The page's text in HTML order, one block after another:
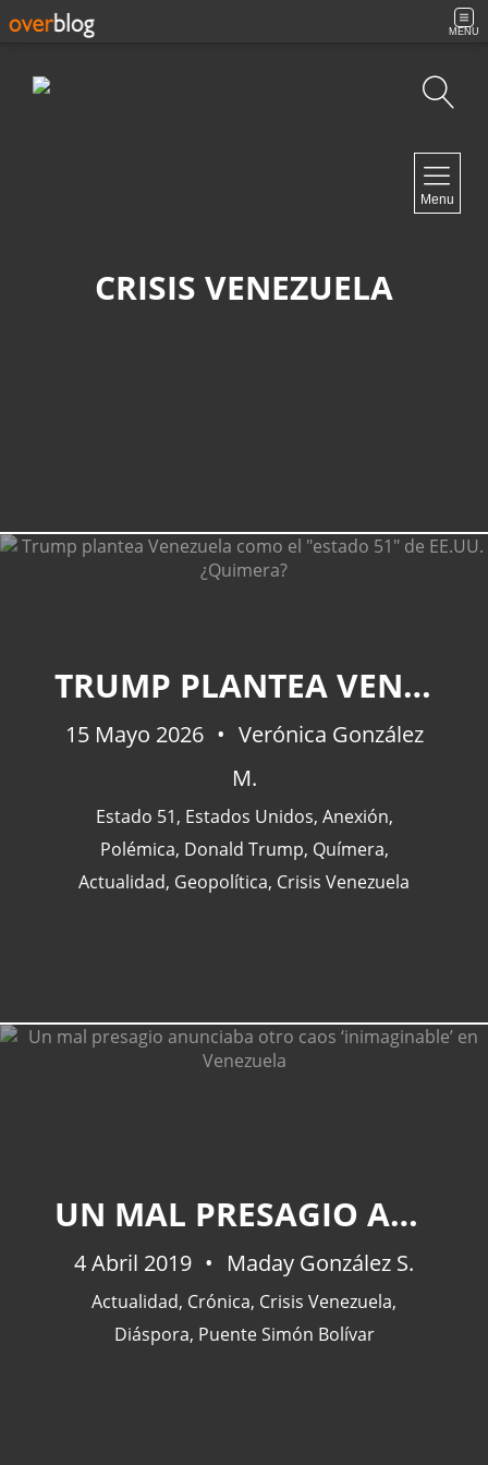
MENU
Menu
CRISIS VENEZUELA
TRUMP PLANTEA VENEZUELA COMO EL "ESTADO 51" DE EE.UU. ¿QUIMERA?
15 Mayo 2026
Verónica González
M.
Estado 51, Estados Unidos, Anexión,
Polémica, Donald Trump, Químera,
Actualidad, Geopolítica, Crisis Venezuela
UN MAL PRESAGIO ANUNCIABA OTRO CAOS ‘INIMAGINABLE’ EN VENEZUELA
4 Abril 2019 Maday González S.
Actualidad, Crónica, Crisis Venezuela,
Diáspora, Puente Simón Bolívar
España
(77)
Barcelona(47)
Europa(47)
Venezuela (43)